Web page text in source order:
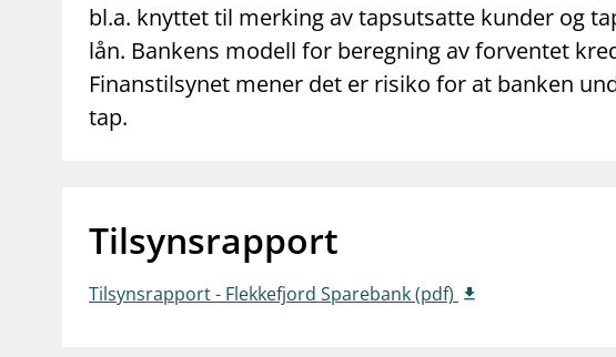
bl.a. knyttet til merking av tapsutsatte kunder og
lån. Bankens modell for beregning av forventet
Finanstilsynet mener det er risiko for at banken
tap.
Tilsynsrapport
Tilsynsrapport - Flekkefjord Sparebank (pdf)